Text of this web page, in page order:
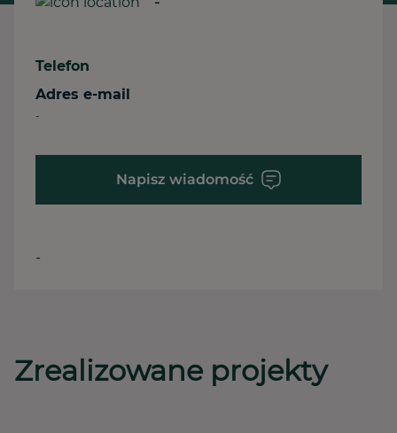
Telefon
Adres e-mail
-
Napisz wiadomość
-
Zrealizowane projekty